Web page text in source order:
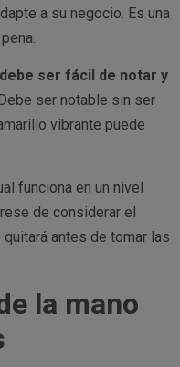
a su negocio. Es una
ser fácil de notar y
Debe ser notable sin ser
vibrante puede
funciona en un nivel
de considerar el
antes de tomar las
la mano